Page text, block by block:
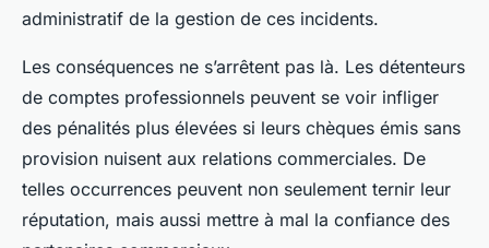
administratif de la gestion de ces incidents.
Les conséquences ne s’arrêtent pas là. Les détenteurs
de comptes professionnels peuvent se voir infliger
des pénalités plus élevées si leurs chèques émis sans
provision nuisent aux relations commerciales. De
telles occurrences peuvent non seulement ternir leur
réputation, mais aussi mettre à mal la confiance des